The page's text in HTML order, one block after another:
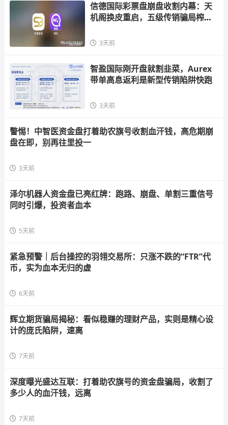
信德国际彩票盘崩盘收割内幕：天
机阁换皮重启，五级传销骗局榨干
3天前
智盈国际刚开盘就割韭菜，Aurex
带单高息返利是新型传销陷阱快跑
3天前
警惕！中智医资金盘打着助农旗号收割血汗钱，高危期崩
盘在即，别再往里投一
3天前
泽尔机器人资金盘已亮红牌：跑路、崩盘、单割三重信号
同时引爆，投资者血本
5天前
紧急预警｜后台操控的羽翎交易所：只涨不跌的“FTR”代
币，实为血本无归的虚
6天前
辉立期货骗局揭秘：看似稳赚的理财产品，实则是精心设
计的庞氏陷阱，速离
7天前
深度曝光盛达互联：打着助农旗号的资金盘骗局，收割了
多少人的血汗钱，远离
7天前